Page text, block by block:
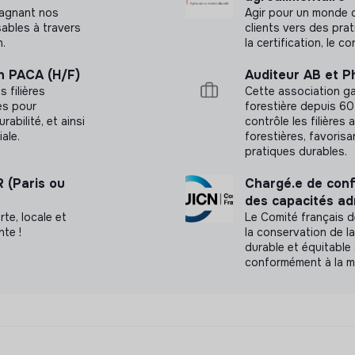
nos
à travers
Agir pour un monde
clients vers des
la certification, le
PACA (H/F)
filières
pour
et ainsi
Auditeur AB et
Cette association
forestière depuis
contrôle les filières
forestières,
pratiques durables.
(Paris ou
locale et
!
Chargé.e de
des capacités
Le Comité français
la conservation de
durable et
conformément à la